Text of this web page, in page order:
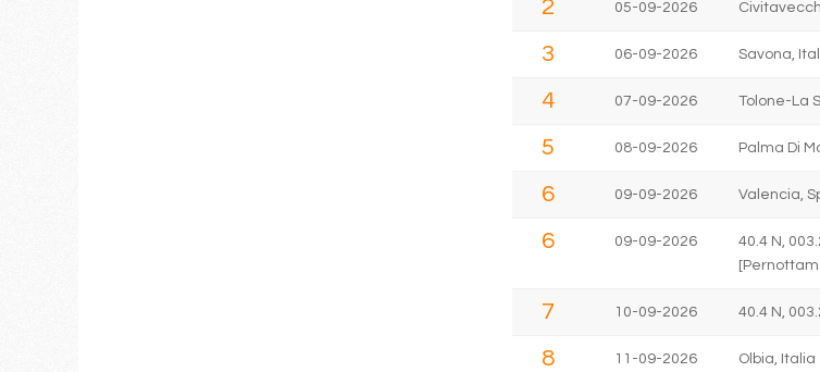
2 05-09-2026
3 06-09-2026 Savona,
4 07-09-2026 Tolone-La
5 08-09-2026 Palma Di
6 09-09-2026 Valencia,
6 09-09-2026
40.4 N,
7 10-09-2026 40.4 N,
8 11-09-2026 Olbia, Italia